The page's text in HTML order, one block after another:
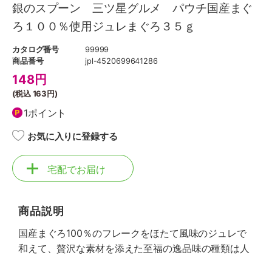
銀のスプーン 三ツ星グルメ パウチ国産まぐ
ろ１００％使用ジュレまぐろ３５ｇ
カタログ番号
99999
商品番号
jpl-4520699641286
148円
(税込163円)
1ポイント
お気に入りに登録する
宅配でお届け
商品説明
国産まぐろ100％のフレークをほたて風味のジュレで
和えて、贅沢な素材を添えた至福の逸品味の種類は人